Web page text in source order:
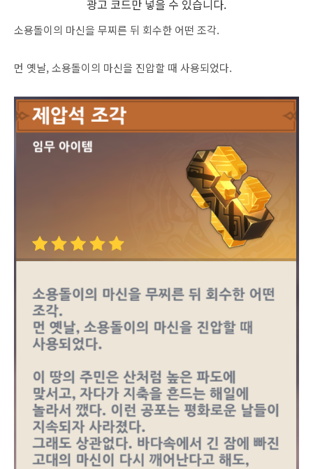
광고 코드만 넣을 수 있습니다.
소용돌이의 마신을 무찌른 뒤 회수한 어떤 조각.
먼 옛날, 소용돌이의 마신을 진압할 때 사용되었다.